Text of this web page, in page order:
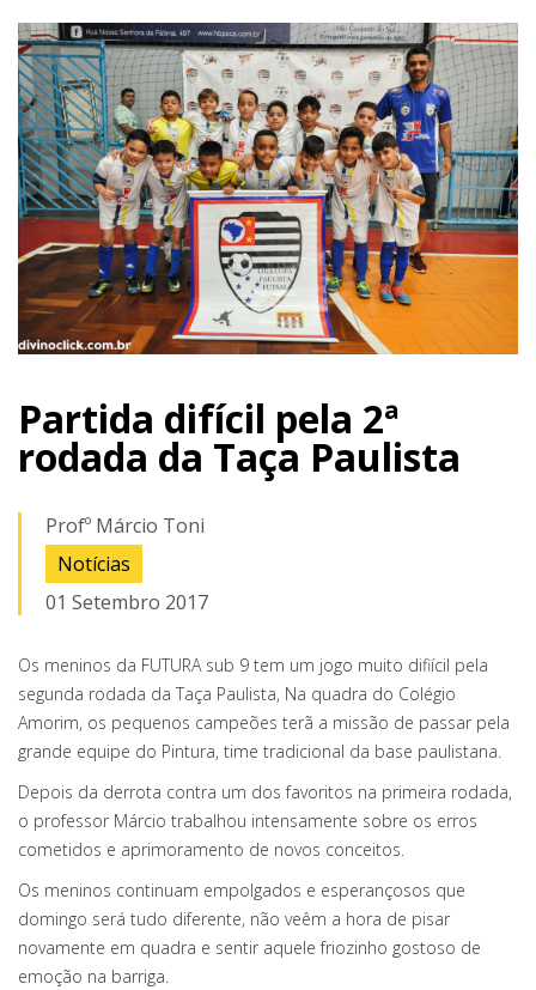
Partida difícil pela 2ª
rodada da Taça Paulista
Profº Márcio Toni
Notícias
01 Setembro 2017
Os meninos da FUTURA sub 9 tem um jogo muito difiícil pela
segunda rodada da Taça Paulista, Na quadra do Colégio
Amorim, os pequenos campeões terã a missão de passar pela
grande equipe do Pintura, time tradicional da base paulistana.
Depois da derrota contra um dos favoritos na primeira rodada,
o professor Márcio trabalhou intensamente sobre os erros
cometidos e aprimoramento de novos conceitos.
Os meninos continuam empolgados e esperançosos que
domingo será tudo diferente, não veêm a hora de pisar
novamente em quadra e sentir aquele friozinho gostoso de
emoção na barriga.